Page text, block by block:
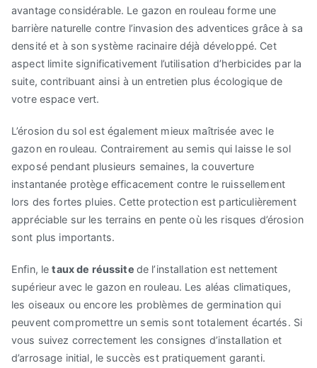
avantage considérable. Le gazon en rouleau forme une
barrière naturelle contre l’invasion des adventices grâce à sa
densité et à son système racinaire déjà développé. Cet
aspect limite significativement l’utilisation d’herbicides par la
suite, contribuant ainsi à un entretien plus écologique de
votre espace vert.
L’érosion du sol est également mieux maîtrisée avec le
gazon en rouleau. Contrairement au semis qui laisse le sol
exposé pendant plusieurs semaines, la couverture
instantanée protège efficacement contre le ruissellement
lors des fortes pluies. Cette protection est particulièrement
appréciable sur les terrains en pente où les risques d’érosion
sont plus importants.
Enfin, letaux de réussite de l’installation est nettement
supérieur avec le gazon en rouleau. Les aléas climatiques,
les oiseaux ou encore les problèmes de germination qui
peuvent compromettre un semis sont totalement écartés. Si
vous suivez correctement les consignes d’installation et
d’arrosage initial, le succès est pratiquement garanti.